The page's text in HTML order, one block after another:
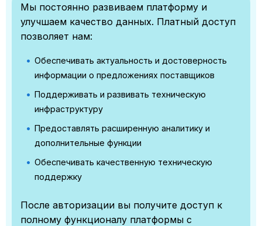
Мы постоянно развиваем платформу и
улучшаем качество данных. Платный доступ
позволяет нам:
Обеспечивать актуальность и достоверность
информации о предложениях поставщиков
Поддерживать и развивать техническую
инфраструктуру
Предоставлять расширенную аналитику и
дополнительные функции
Обеспечивать качественную техническую
поддержку
После авторизации вы получите доступ к
полному функционалу платформы с